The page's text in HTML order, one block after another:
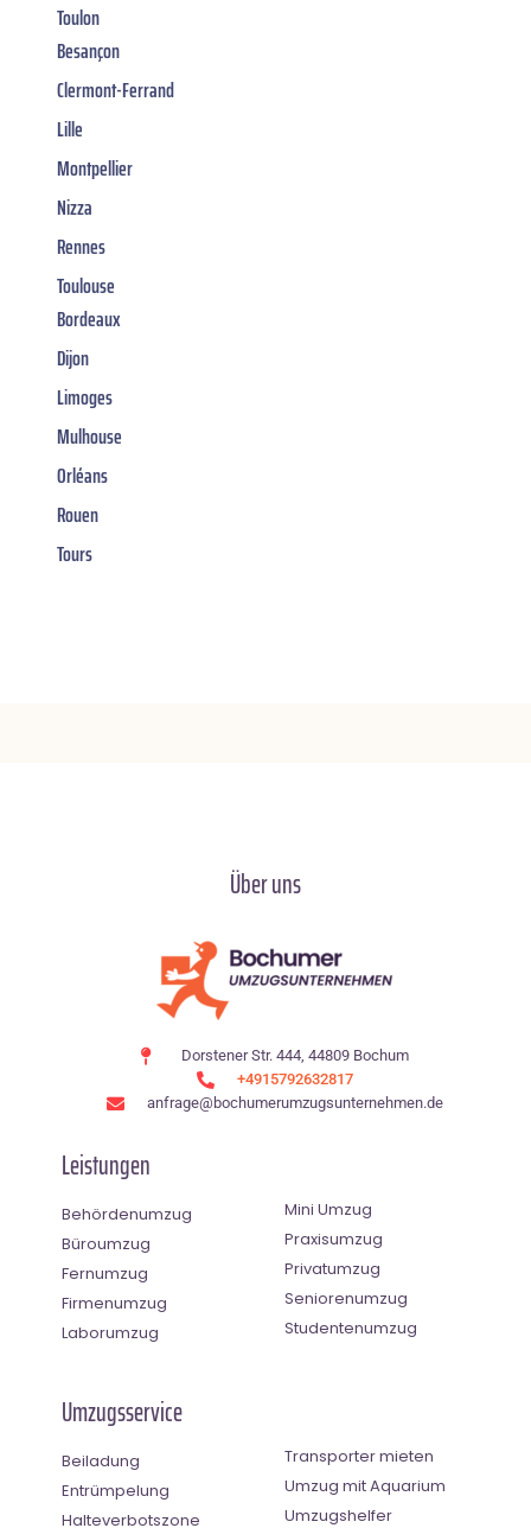
Toulon
Besançon
Clermont-Ferrand
Lille
Montpellier
Nizza
Rennes
Toulouse
Bordeaux
Dijon
Limoges
Mulhouse
Orléans
Rouen
Tours
Über uns
Dorstener Str. 444, 44809 Bochum
+4915792632817
anfrage@bochumerumzugsunternehmen.de
Leistungen
Behördenumzug
Büroumzug
Fernumzug
Firmenumzug
Laborumzug
Mini Umzug
Praxisumzug
Privatumzug
Seniorenumzug
Studentenumzug
Umzugsservice
Beiladung
Entrümpelung
Halteverbotszone
Transporter mieten
Umzug mit Aquarium
Umzugshelfer